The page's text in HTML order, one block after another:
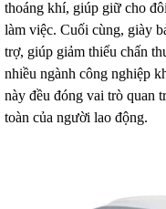
thoáng khí, giúp giữ cho
làm việc. Cuối cùng, giày
trợ, giúp giảm thiểu chấn
nhiều ngành công nghiệp
này đều đóng vai trò quan
toàn của người lao động.